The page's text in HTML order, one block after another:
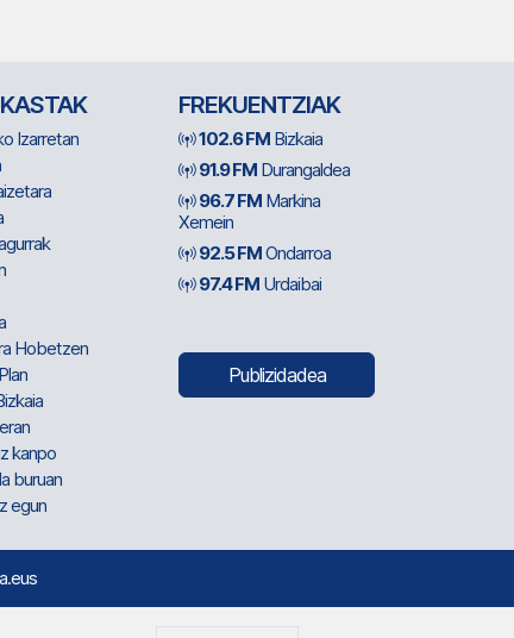
Izarretan
Hobetzen
kanpo
buruan
egun
FREKUENTZIAK
102.6 FM Bizkaia
91.9 FM Durangaldea
96.7 FM Markina
Xemein
92.5 FMOndarroa
97.4 FM Urdaibai
Publizidadea